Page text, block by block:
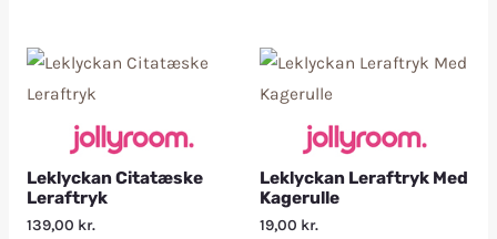
Leklyckan Citatæske
Leraftryk
139,00 kr.
Leklyckan Leraftryk Med
Kagerulle
19,00 kr.